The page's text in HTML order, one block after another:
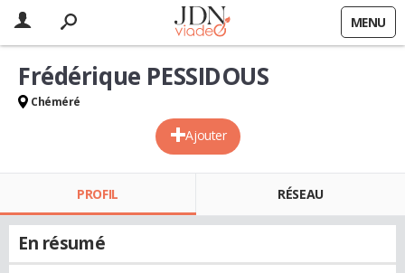
MENU
Ajouter
Frédérique PESSIDOUS
Chéméré
PROFIL RÉSEAU
En résumé